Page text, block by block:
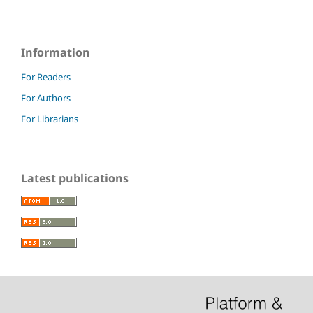
Information
For Readers
For Authors
For Librarians
Latest publications